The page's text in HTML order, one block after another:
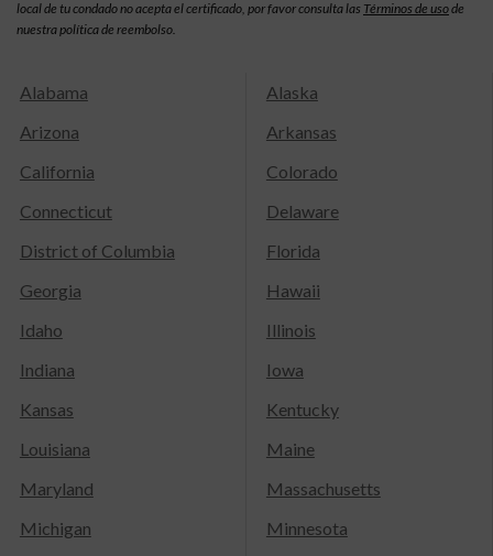
local de tu condado no acepta el certificado, por favor consulta las Términos de usode
nuestra política de reembolso.
Alabama
Alaska
Arizona
Arkansas
California
Colorado
Connecticut
Delaware
District of Columbia
Florida
Georgia
Hawaii
Idaho
Illinois
Indiana
Iowa
Kansas
Kentucky
Louisiana
Maine
Maryland
Massachusetts
Michigan
Minnesota